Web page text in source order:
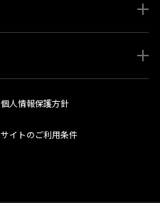
個人情報保護方針
サイトのご利用条件